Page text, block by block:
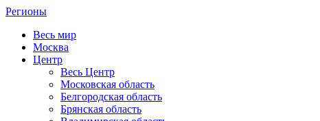
Регионы
Весь мир
Москва
Центр
Весь Центр
Московская область
Белгородская область
Брянская область